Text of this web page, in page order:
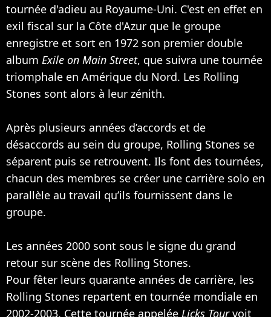
tournée d'adieu au Royaume-Uni. C'est en effet en
exil fiscal sur la Côte d'Azur que le groupe
enregistre et sort en 1972 son premier double
album Exile on Main Street, que suivra une tournée
triomphale en Amérique du Nord. Les Rolling
Stones sont alors à leur zénith.
Après plusieurs années d’accords et de
désaccords au sein du groupe, Rolling Stones se
séparent puis se retrouvent. Ils font des tournées,
chacun des membres se créer une carrière solo en
parallèle au travail qu’ils fournissent dans le
groupe.
Les années 2000 sont sous le signe du grand
retour sur scène des Rolling Stones.
Pour fêter leurs quarante années de carrière, les
Rolling Stones repartent en tournée mondiale en
2002-2003. Cette tournée appelée Licks Tourvoit